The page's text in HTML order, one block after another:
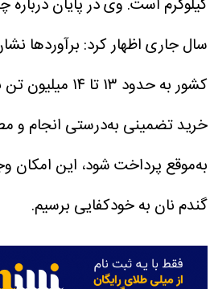
کیلوگرم است. وی در پایان درباره
سال جاری اظهار کرد: برآوردها
کشور به حدود ۱۳
خرید تضمینی به‌درستی انجام و
به‌موقع پرداخت شود، این امکان
گندم نان به خودکفایی برسیم.